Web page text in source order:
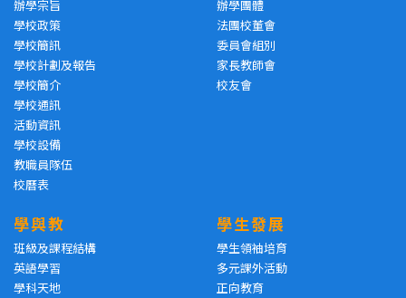
辦學宗旨
學校政策
學校簡訊
學校計劃及報告
學校簡介
學校通訊
活動資訊
學校設備
教職員隊伍
校曆表
辦學團體
法團校董會
委員會組別
家長教師會
校友會
學與教
班級及課程結構
英語學習
學科天地
學生發展
學生領袖培育
多元課外活動
正向教育